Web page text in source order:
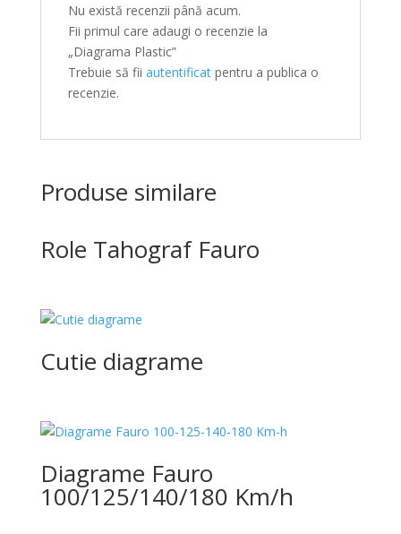
Nu există recenzii până acum.
Fii primul care adaugi o recenzie la
„Diagrama Plastic”
Trebuie să fii autentificatpentru a publica o
recenzie.
Produse similare
Role Tahograf Fauro
Cutie diagrame
Diagrame Fauro
100/125/140/180 Km/h